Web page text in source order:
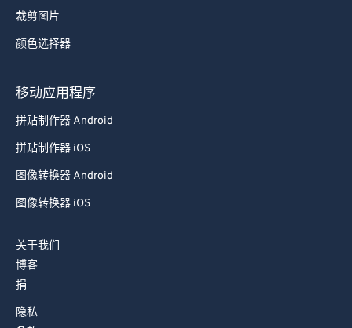
裁剪图片
颜色选择器
移动应用程序
拼贴制作器 Android
拼贴制作器 iOS
图像转换器 Android
图像转换器 iOS
关于我们
博客
捐
隐私